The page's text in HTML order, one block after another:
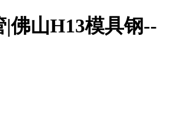
佛山H13模具钢--